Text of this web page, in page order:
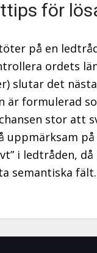
för
på en
ordets
slutar det
är formulerad
stor att
uppmärksam
i ledtråden,
semantiska fält.